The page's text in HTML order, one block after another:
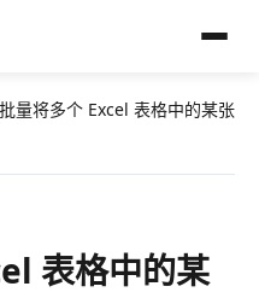
批量将多个 Excel 表格中的某张
表格中的某